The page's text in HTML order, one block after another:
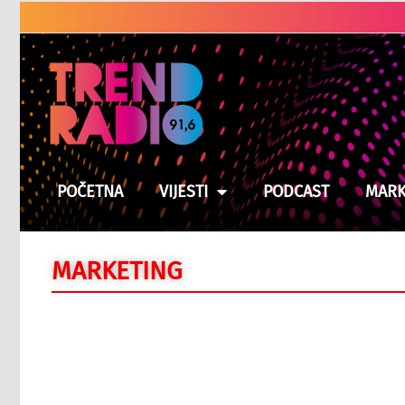
POČETNA VIJESTI PODCAST
MARKETING